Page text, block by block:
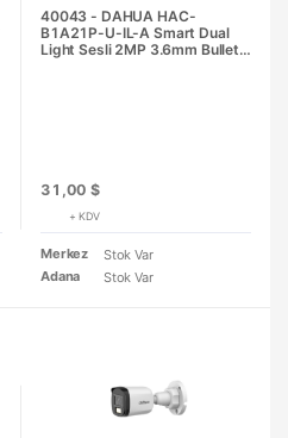
40043 - DAHUA HAC-
B1A21P-U-IL-A Smart Dual
Light Sesli 2MP 3.6mm Bullet
31,00 $
+ KDV
Merkez
Stok Var
Adana
Stok Var